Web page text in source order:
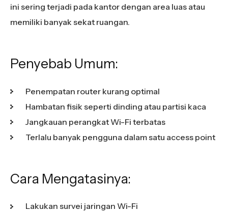
ini sering terjadi pada kantor dengan area luas atau
memiliki banyak sekat ruangan.
Penyebab Umum:
Penempatan router kurang optimal
Hambatan fisik seperti dinding atau partisi kaca
Jangkauan perangkat Wi-Fi terbatas
Terlalu banyak pengguna dalam satu access point
Cara Mengatasinya:
Lakukan survei jaringan Wi-Fi